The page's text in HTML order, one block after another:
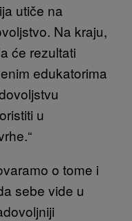
utiče na
Na kraju,
će rezultati
edukatorima
u
o tome i
sebe vide u